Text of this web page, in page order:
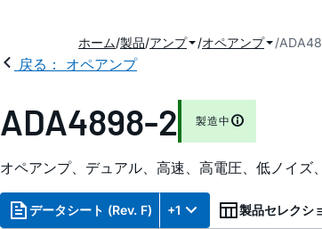
ホーム 製品 アンプ オペアンプ
戻る： オペアンプ
ADA4898-2 製造中
オペアンプ、デュアル、高速、高電圧、低ノイ
データシート (Rev. F) +1 製品セレクシ